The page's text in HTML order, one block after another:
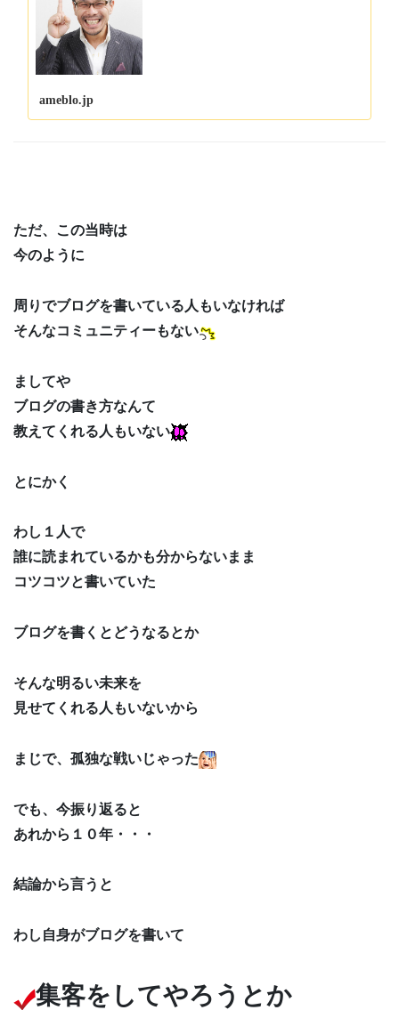
ameblo.jp
ただ、この当時は
今のように
周りでブログを書いている人もいなければ
そんなコミュニティーもない
ましてや
ブログの書き方なんて
教えてくれる人もいない
とにかく
わし１人で
誰に読まれているかも分からないまま
コツコツと書いていた
ブログを書くとどうなるとか
そんな明るい未来を
見せてくれる人もいないから
まじで、孤独な戦いじゃった
でも、今振り返ると
あれから１０年・・・
結論から言うと
わし自身がブログを書いて
集客をしてやろうとか